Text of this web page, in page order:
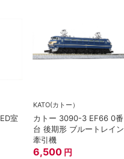
室
KATO(カトー）
カトー 3090-3 EF66 0番
台 後期形 ブルートレイン
牽引機
6,500 円